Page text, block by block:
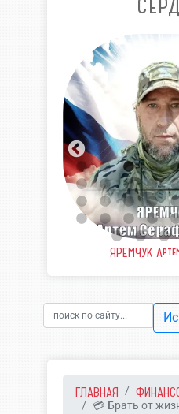
ЯРЕМЧУК
ГЛАВНАЯ
💳 Брать от